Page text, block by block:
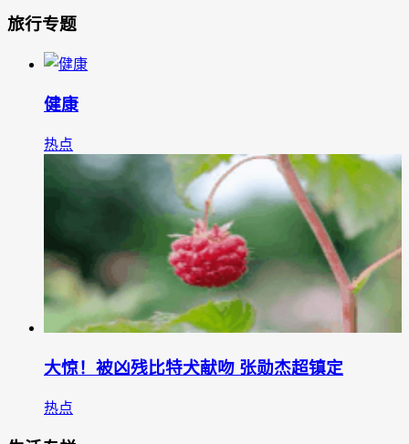
旅行专题
健康
热点
大惊！被凶残比特犬献吻 张勋杰超镇定
热点